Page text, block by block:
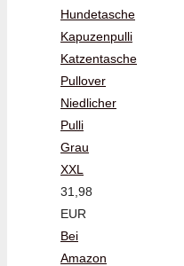
Hundetasche
Kapuzenpulli
Katzentasche
Pullover
Niedlicher
Pulli
Grau
XXL
31,98
EUR
Bei
Amazon